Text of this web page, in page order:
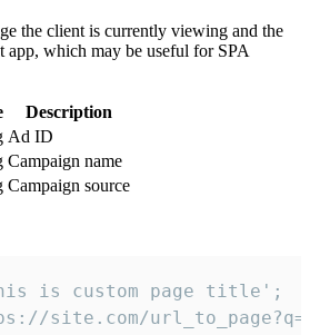
the client is currently viewing and the
app, which may be useful for SPA
Description
Ad ID
Campaign name
Campaign source
is custom page title';
site.com/